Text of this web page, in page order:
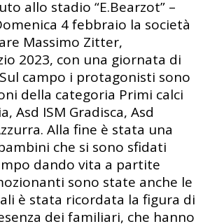
allo stadio “E.Bearzot” –
4 febbraio la società
Massimo Zitter,
2023, con una giornata di
campo i protagonisti sono
della categoria Primi calci
Asd ISM Gradisca, Asd
Alla fine è stata una
che si sono sfidati
dando vita a partite
sono state anche le
è stata ricordata la figura di
dei familiari, che hanno